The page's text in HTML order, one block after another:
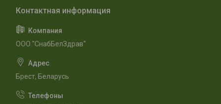
ООО "СнабБелЗдрав"
Брест, Беларусь